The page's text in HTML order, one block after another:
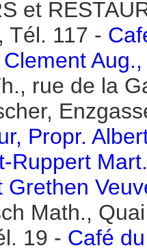
et
Tél. 117 -
rue de la
Propr.
Ruppert
Grethen
Math.,
19 - Café